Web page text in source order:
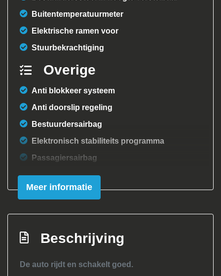
Buitentemperatuurmeter
Elektrische ramen voor
Stuurbekrachtiging
Overige
Anti blokkeer systeem
Anti doorslip regeling
Bestuurdersairbag
Elektronisch stabiliteits programma
Passagiersairbag
Zij airbag(s) voor
Exterieur
Buitenspiegels elektrisch verstel- en
Centrale vergrendeling met
Meer informatie
Beschrijving
De auto rijdt en schakelt goed.